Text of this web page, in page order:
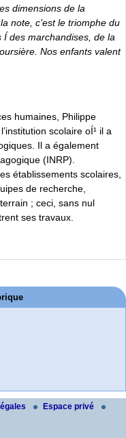
dimensions de la
note, c’est le triomphe du
des marchandises, de la
Nos enfants valent
humaines, Philippe
scolaire oÍ¹ il a
Il a également
(INRP).
établissements scolaires,
de recherche,
; ceci, sans nul
ses travaux.
Espace privé